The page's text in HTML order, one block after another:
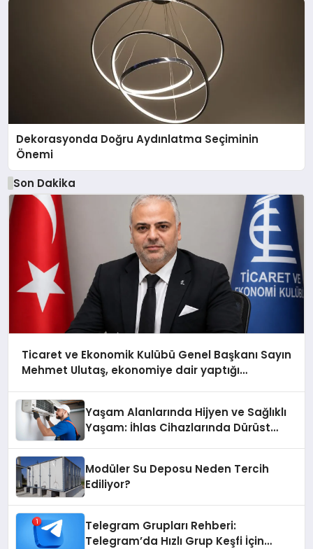
Dekorasyonda Doğru Aydınlatma Seçiminin
Önemi
Son Dakika
Ticaret ve Ekonomik Kulübü Genel Başkanı Sayın
Mehmet Ulutaş, ekonomiye dair yaptığı
Yaşam Alanlarında Hijyen ve Sağlıklı
Yaşam: İhlas Cihazlarında Dürüst
Modüler Su Deposu Neden Tercih
Ediliyor?
Telegram Grupları Rehberi:
Telegram’da Hızlı Grup Keşfi İçin